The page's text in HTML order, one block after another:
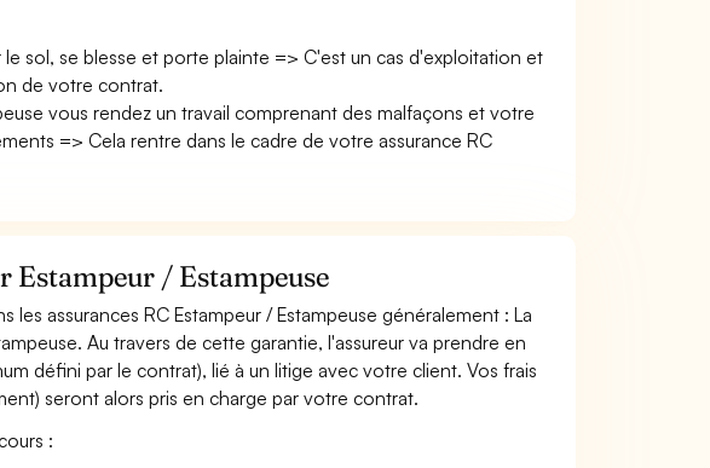
sol, se blesse et porte plainte => C'est un cas d'exploitation et
de votre contrat.
vous rendez un travail comprenant des malfaçons et votre
=> Cela rentre dans le cadre de votre assurance RC
Estampeur / Estampeuse
assurances RC Estampeur / Estampeuse généralement : La
Au travers de cette garantie, l'assureur va prendre en
défini par le contrat), lié à un litige avec votre client. Vos frais
seront alors pris en charge par votre contrat.
: